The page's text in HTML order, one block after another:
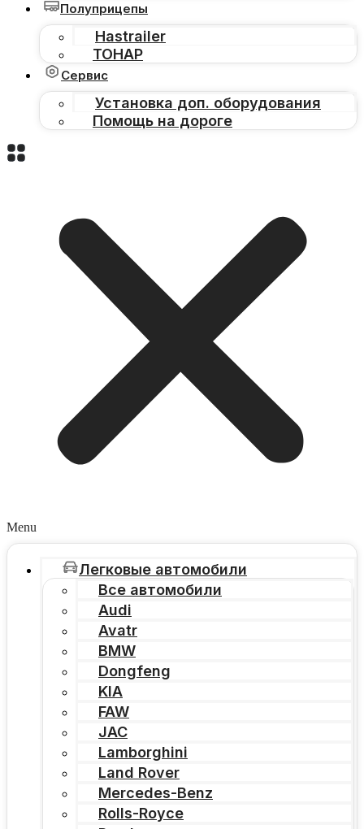
Полуприцепы
Hastrailer
ТОНАР
Сервис
Установка доп. оборудования
Помощь на дороге
Menu
Легковые автомобили
Все автомобили
Audi
Avatr
BMW
Dongfeng
KIA
FAW
JAC
Lamborghini
Land Rover
Mercedes-Benz
Rolls-Royce